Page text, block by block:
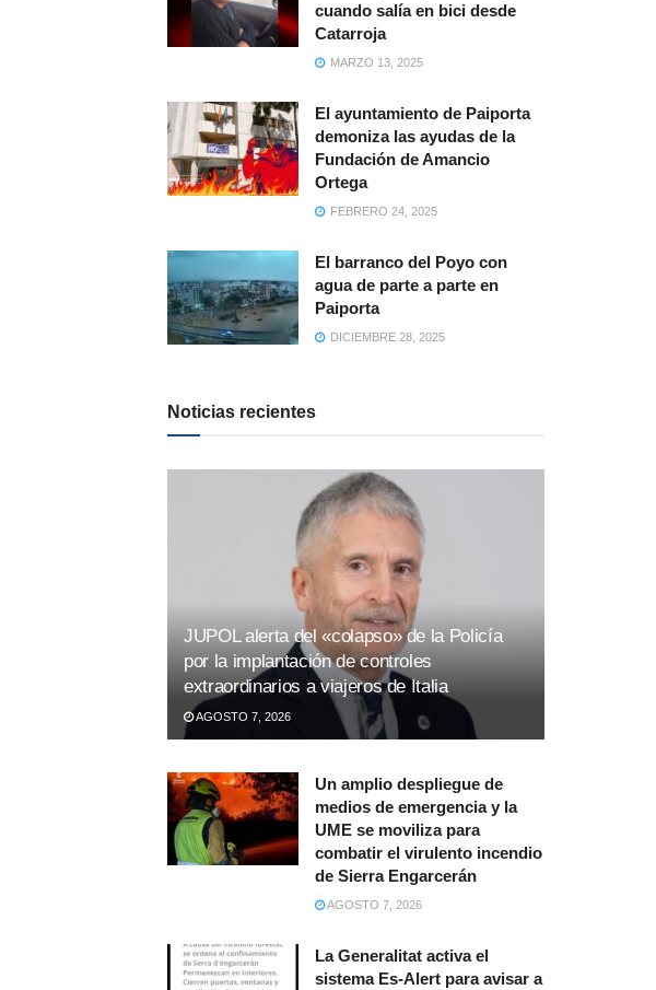
cuando salía en bici desde
Catarroja
MARZO 13, 2025
El ayuntamiento de Paiporta
demoniza las ayudas de la
Fundación de Amancio
Ortega
FEBRERO 24, 2025
El barranco del Poyo con
agua de parte a parte en
Paiporta
DICIEMBRE 28, 2025
Noticias recientes
JUPOL alerta del «colapso» de la Policía
por la implantación de controles
extraordinarios a viajeros de Italia
AGOSTO 7, 2026
Un amplio despliegue de
medios de emergencia y la
UME se moviliza para
combatir el virulento incendio
de Sierra Engarcerán
AGOSTO 7, 2026
La Generalitat activa el
sistema Es-Alert para avisar a